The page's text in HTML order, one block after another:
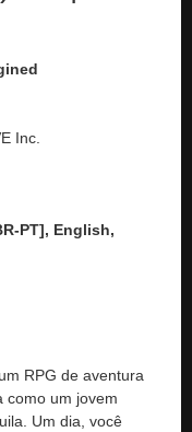
Inc.
PT], English,
RPG de aventura
como um jovem
Um dia, você